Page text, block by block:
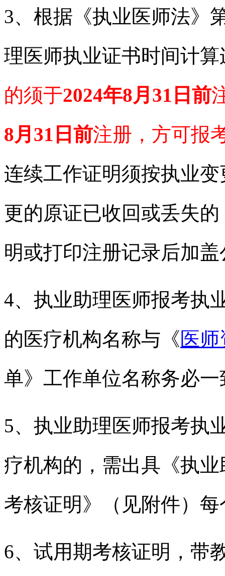
3、根据《执业医师法》
理医师执业证书时间计
的须于2024年8月31日前
8月31日前注册，方可报
连续工作证明须按执业
更的原证已收回或丢失
明或打印注册记录后加盖
4、执业助理医师报考执
的医疗机构名称与《医
单》工作单位名称务必一
5、执业助理医师报考执
疗机构的，需出具《执
考核证明》（见附件）
6、试用期考核证明，带